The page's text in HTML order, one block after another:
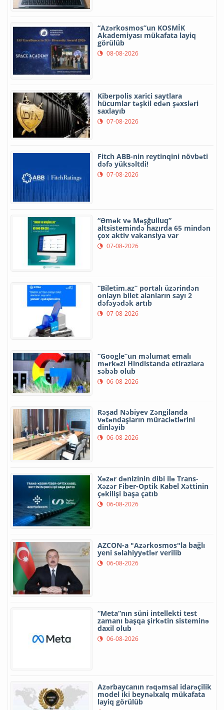
“Azərkosmos”un KOSMİK
Akademiyası mükafata layiq
görülüb
08-08-2026
Kiberpolis xarici saytlara
hücumlar təşkil edən şəxsləri
saxlayıb
07-08-2026
Fitch ABB-nin reytinqini növbəti
dəfə yüksəltdi!
07-08-2026
“Əmək və Məşğulluq”
altsistemində hazırda 65 mindən
çox aktiv vakansiya var
07-08-2026
“Biletim.az” portalı üzərindən
onlayn bilet alanların sayı 2
dəfəyədək artıb
07-08-2026
“Google”un məlumat emalı
mərkəzi Hindistanda etirazlara
səbəb olub
06-08-2026
Rəşad Nəbiyev Zəngilanda
vətəndaşların müraciətlərini
dinləyib
06-08-2026
Xəzər dənizinin dibi ilə Trans-
Xəzər Fiber-Optik Kabel Xəttinin
çəkilişi başa çatıb
06-08-2026
AZCON-a "Azərkosmos"la bağlı
yeni səlahiyyətlər verilib
06-08-2026
“Meta”nın süni intellekti test
zamanı başqa şirkətin sisteminə
daxil olub
06-08-2026
Azərbaycanın rəqəmsal idarəçilik
model iki beynəlxalq mükafata
layiq görülüb